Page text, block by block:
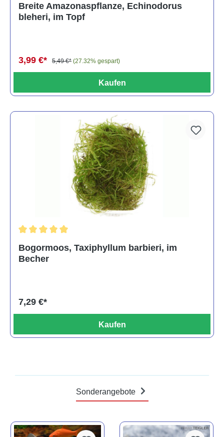
Breite Amazonaspflanze, Echinodorus
bleheri, im Topf
3,99 €* 5,49 €* (27.32% gespart)
Kaufen
Bogormoos, Taxiphyllum barbieri, im
Becher
7,29 €*
Kaufen
Sonderangebote